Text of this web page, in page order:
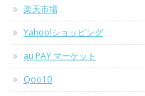
楽天市場
Yahoo!ショッピング
au PAY マーケット
Qoo10